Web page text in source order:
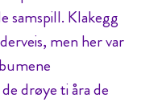
samspill. Klakegg
men her var
drøye ti åra de